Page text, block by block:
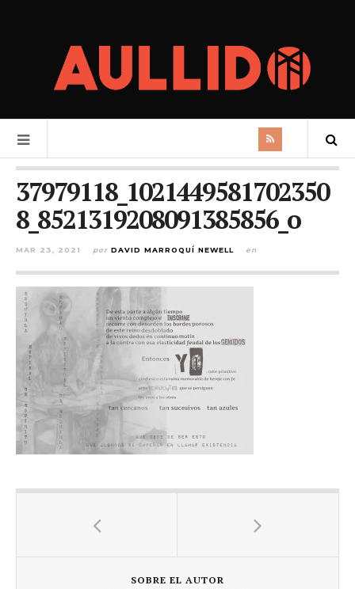
37979118_1021449581702350
8_8521319208091385856_o
MAR 23, 2021 por DAVID MARROQUÍ NEWELL en
SOBRE EL AUTOR